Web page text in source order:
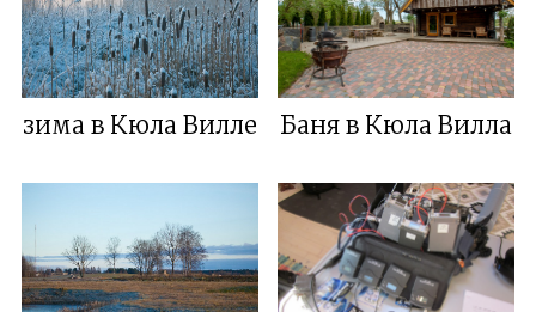
зима в Кюла Виллe Баня в Кюла Вилла